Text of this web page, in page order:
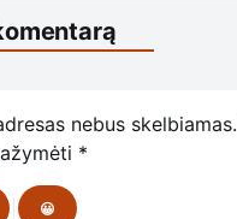
nebus skelbiamas.
*
😀